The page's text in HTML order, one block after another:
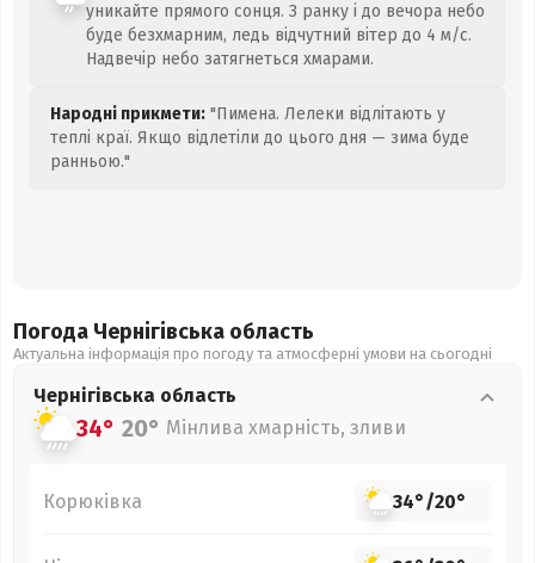
уникайте прямого сонця. З ранку і до вечора небо
буде безхмарним, ледь відчутний вітер до 4 м/с.
Надвечір небо затягнеться хмарами.
Народні прикмети: "Пимена. Лелеки відлітають у
теплі краї. Якщо відлетіли до цього дня — зима буде
ранньою."
Погода Чернігівська область
Актуальна інформація про погоду та атмосферні умови на сьогодні
Чернігівська область
34° 20° Мінлива хмарність, зливи
Корюківка 34°/20°